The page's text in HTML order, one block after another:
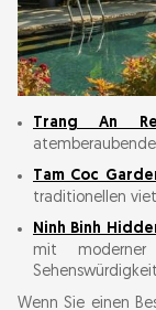
Trang An
Tam Coc
traditionellen
Ninh Binh
mit
Wenn Sie einen